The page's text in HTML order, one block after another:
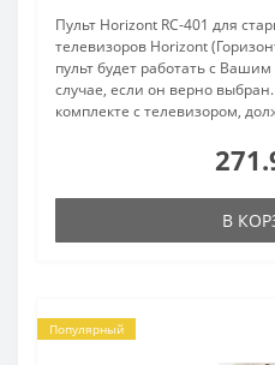
Пульт Horizont RC-401 для
телевизоров Horizont
пульт будет работать с
случае, если он верно
комплекте с телевизором,
В
Популярный